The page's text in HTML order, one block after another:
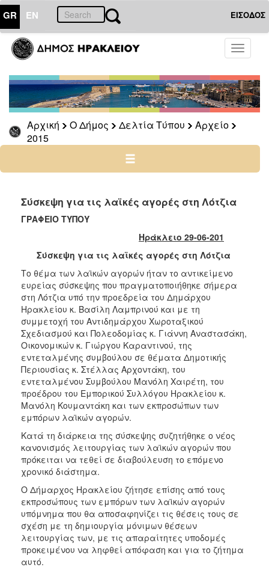
GR EN ΕΙΣΟΔΟΣ
Toggle
Αρχική Ο Δήμος Δελτία Τύπου
Αρχείο
2015
ΔΗΜΟΣ
Δελτία
Τύπου
Αρχείο
2026
2025
2022
2021
2019
2018
2017
2016
2015
2013
2012
2011
2010
2006
ΠΟΛΙΤΙΣΜΟΣ
ΑΝΘΕΚΤΙΚΗ
ΠΟΛΗ
Σύσκεψη για τις λαϊκές αγορές στη Λότζια
ΓΡΑΦΕΙΟ ΤΥΠΟΥ
Ηράκλειο 29-06-201
Σύσκεψη για τις λαϊκές αγορές στη Λότζια
Το θέμα των λαϊκών αγορών ήταν το αντικείμενο
ευρείας σύσκεψης που πραγματοποιήθηκε σήμερα
στη Λότζια υπό την προεδρεία του Δημάρχου
Ηρακλείου κ. Βασίλη Λαμπρινού και με τη
συμμετοχή του Αντιδημάρχου Χωροταξικού
Σχεδιασμού και Πολεοδομίας κ. Γιάννη Αναστασάκη,
Οικονομικών κ. Γιώργου Καραντινού, της
εντεταλμένης συμβούλου σε θέματα Δημοτικής
Περιουσίας κ. Στέλλας Αρχοντάκη, του
εντεταλμένου Συμβούλου Μανόλη Χαιρέτη, του
προέδρου του Εμπορικού Συλλόγου Ηρακλείου κ.
Μανόλη Κουμαντάκη και των εκπροσώπων των
εμπόρων λαϊκών αγορών.
Κατά τη διάρκεια της σύσκεψης συζητήθηκε ο νέος
κανονισμός λειτουργίας των λαϊκών αγορών που
πρόκειται να τεθεί σε διαβούλευση το επόμενο
χρονικό διάστημα.
Ο Δήμαρχος Ηρακλείου ζήτησε επίσης από τους
εκπροσώπους των εμπόρων των λαϊκών αγορών
υπόμνημα που θα αποσαφηνίζει τις θέσεις τους σε
σχέση με τη δημιουργία μόνιμων θέσεων
λειτουργίας των, με τις απαραίτητες υποδομές
προκειμένου να ληφθεί απόφαση και για το ζήτημα
αυτό.